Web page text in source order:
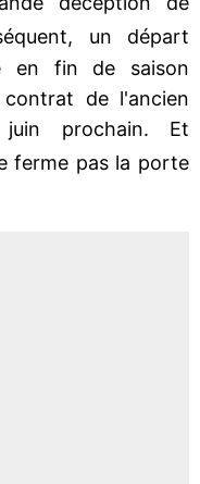
un départ
en fin de saison
de l'ancien
juin prochain. Et
ferme pas la porte